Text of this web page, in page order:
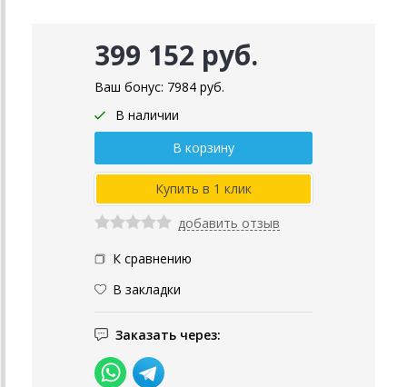
399 152 руб.
Ваш бонус: 7984 руб.
В наличии
добавить отзыв
К сравнению
В закладки
Заказать через: